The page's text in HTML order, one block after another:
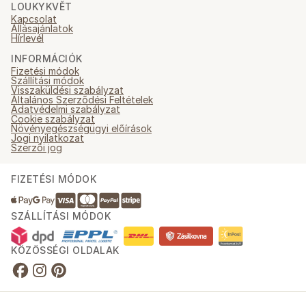
LOUKYKVĚT
Kapcsolat
Állásajánlatok
Hírlevél
INFORMÁCIÓK
Fizetési módok
Szállítási módok
Visszaküldési szabályzat
Általános Szerződési Feltételek
Adatvédelmi szabályzat
Cookie szabályzat
Növényegészségügyi előírások
Jogi nyilatkozat
Szerzői jog
FIZETÉSI MÓDOK
SZÁLLÍTÁSI MÓDOK
KÖZÖSSÉGI OLDALAK